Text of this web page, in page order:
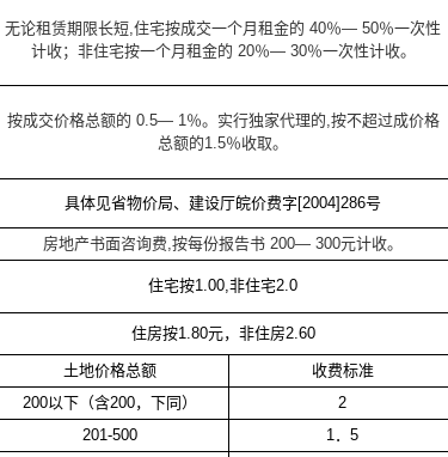
无论租赁期限长短,住宅按成交一个月租金的 40％— 50％一次性
计收；非住宅按一个月租金的 20％— 30％一次性计收。
按成交价格总额的 0.5— 1％。实行独家代理的,按不超过成价格
总额的1.5％收取。
具体见省物价局、建设厅皖价费字[2004]286号
房地产书面咨询费,按每份报告书 200— 300元计收。
住宅按1.00,非住宅2.0
住房按1.80元，非住房2.60
土地价格总额 收费标准
200以下（含200，下同）
2
201-500
1．5